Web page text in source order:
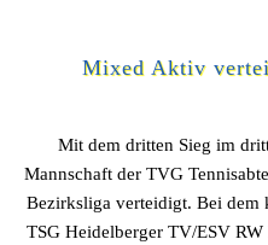
Mixed Aktiv
Mit dem dritten Sieg im
Mannschaft der TVG
Bezirksliga verteidigt. Bei dem
TSG Heidelberger TV/ESV